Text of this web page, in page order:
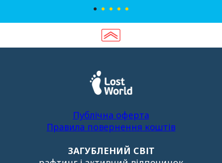
Публічна оферта
Правила повернення коштів
ЗАГУБЛЕНИЙ СВІТ